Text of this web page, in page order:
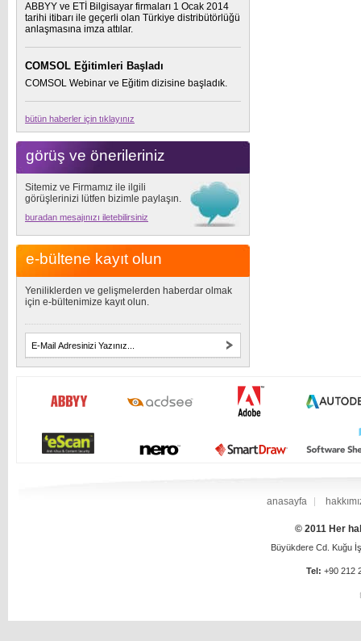
ABBYY ve ETİ Bilgisayar firmaları 1 Ocak 2014
tarihi itibarı ile geçerli olan Türkiye distribütörlüğü
anlaşmasına imza attılar.
COMSOL Eğitimleri Başladı
COMSOL Webinar ve Eğitim dizisine başladık.
bütün haberler için tıklayınız
görüş ve önerileriniz
Sitemiz ve Firmamız ile ilgili
görüşlerinizi lütfen bizimle paylaşın.
buradan mesajınızı iletebilirsiniz
e-bültene kayıt olun
Yeniliklerden ve gelişmelerden haberdar olmak
için e-bültenimize kayıt olun.
anasayfa
© 2011 Her
Büyükdere Cd. Kuğu
Tel: +90 212